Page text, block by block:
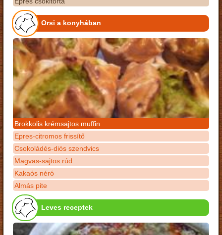
Orsi a konyhában
Brokkolis krémsajtos muffin
Epres-citromos frissítő
Csokoládés-diós szendvics
Magvas-sajtos rúd
Kakaós néró
Almás pite
Leves receptek